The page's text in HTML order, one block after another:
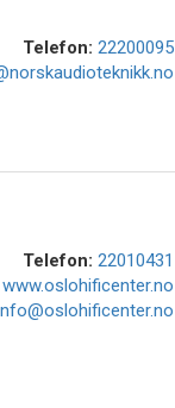
Telefon: 22200095
Telefon: 22010431
www.oslohificenter.no